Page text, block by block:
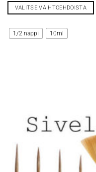
VALITSE VAIHTOEHDOISTA
tuotteella
on
1/2 nappi 10ml